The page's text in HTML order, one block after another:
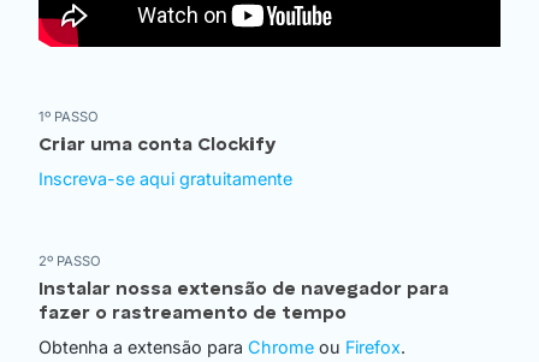
1º PASSO
Criar uma conta Clockify
Inscreva-se aqui gratuitamente
2º PASSO
Instalar nossa extensão de navegador para
fazer o rastreamento de tempo
Obtenha a extensão para Chrome ou Firefox.